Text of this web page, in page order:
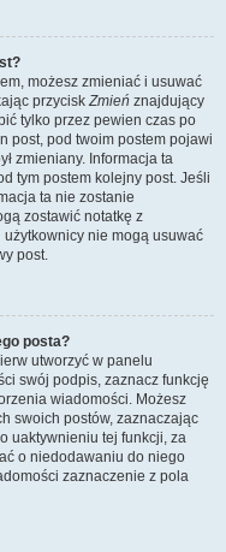
możesz zmieniać i usuwać
przyciskZmień znajdujący
tylko przez pewien czas po
post, pod twoim postem pojawi
zmieniany. Informacja ta
tym postem kolejny post. Jeśli
ta nie zostanie
zostawić notatkę z
nie mogą usuwać
post.
posta?
utworzyć w panelu
swój podpis, zaznacz funkcję
wiadomości. Możesz
swoich postów, zaznaczając
uaktywnieniu tej funkcji, za
o niedodawaniu do niego
zaznaczenie z pola